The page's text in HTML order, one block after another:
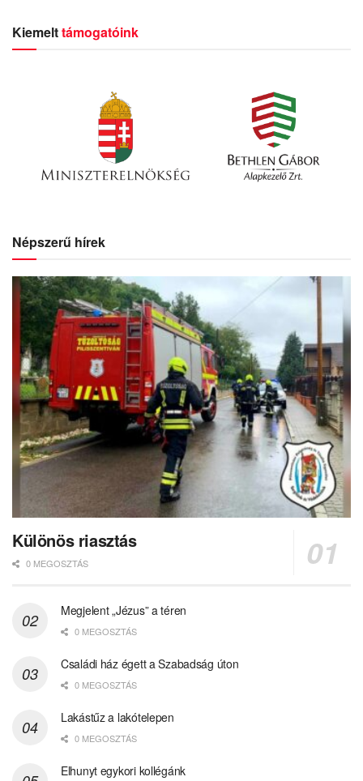
Kiemelttámogatóink
Népszerű hírek
Különös riasztás
0 MEGOSZTÁS
Megjelent „Jézus” a téren
0 MEGOSZTÁS
Családi ház égett a Szabadság úton
0 MEGOSZTÁS
Lakástűz a lakótelepen
0 MEGOSZTÁS
Elhunyt egykori kollégánk